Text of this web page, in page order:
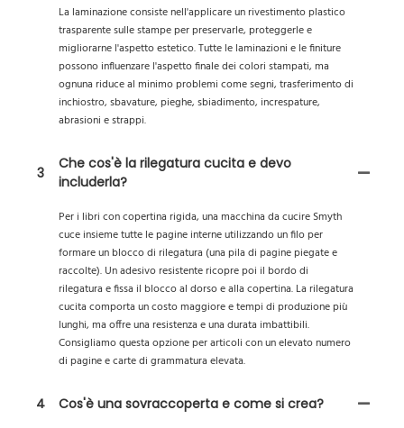
La laminazione consiste nell'applicare un rivestimento plastico
trasparente sulle stampe per preservarle, proteggerle e
migliorarne l'aspetto estetico. Tutte le laminazioni e le finiture
possono influenzare l'aspetto finale dei colori stampati, ma
ognuna riduce al minimo problemi come segni, trasferimento di
inchiostro, sbavature, pieghe, sbiadimento, increspature,
abrasioni e strappi.
3
Che cos'è la rilegatura cucita e devo
includerla?
Per i libri con copertina rigida, una macchina da cucire Smyth
cuce insieme tutte le pagine interne utilizzando un filo per
formare un blocco di rilegatura (una pila di pagine piegate e
raccolte). Un adesivo resistente ricopre poi il bordo di
rilegatura e fissa il blocco al dorso e alla copertina. La rilegatura
cucita comporta un costo maggiore e tempi di produzione più
lunghi, ma offre una resistenza e una durata imbattibili.
Consigliamo questa opzione per articoli con un elevato numero
di pagine e carte di grammatura elevata.
4
Cos'è una sovraccoperta e come si crea?